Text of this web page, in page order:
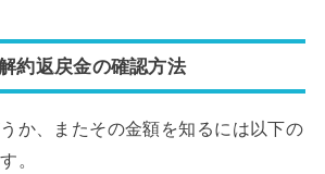
約返戻金の確認方法
か、またその金額を知るには以下の
。